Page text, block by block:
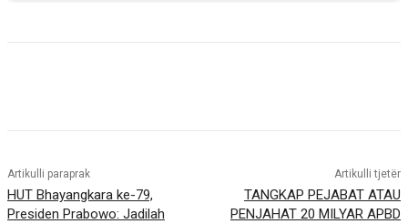
Artikulli paraprak
HUT Bhayangkara ke-79,
Presiden Prabowo: Jadilah
Artikulli tjetër
TANGKAP PEJABAT ATAU
PENJAHAT 20 MILYAR APBD